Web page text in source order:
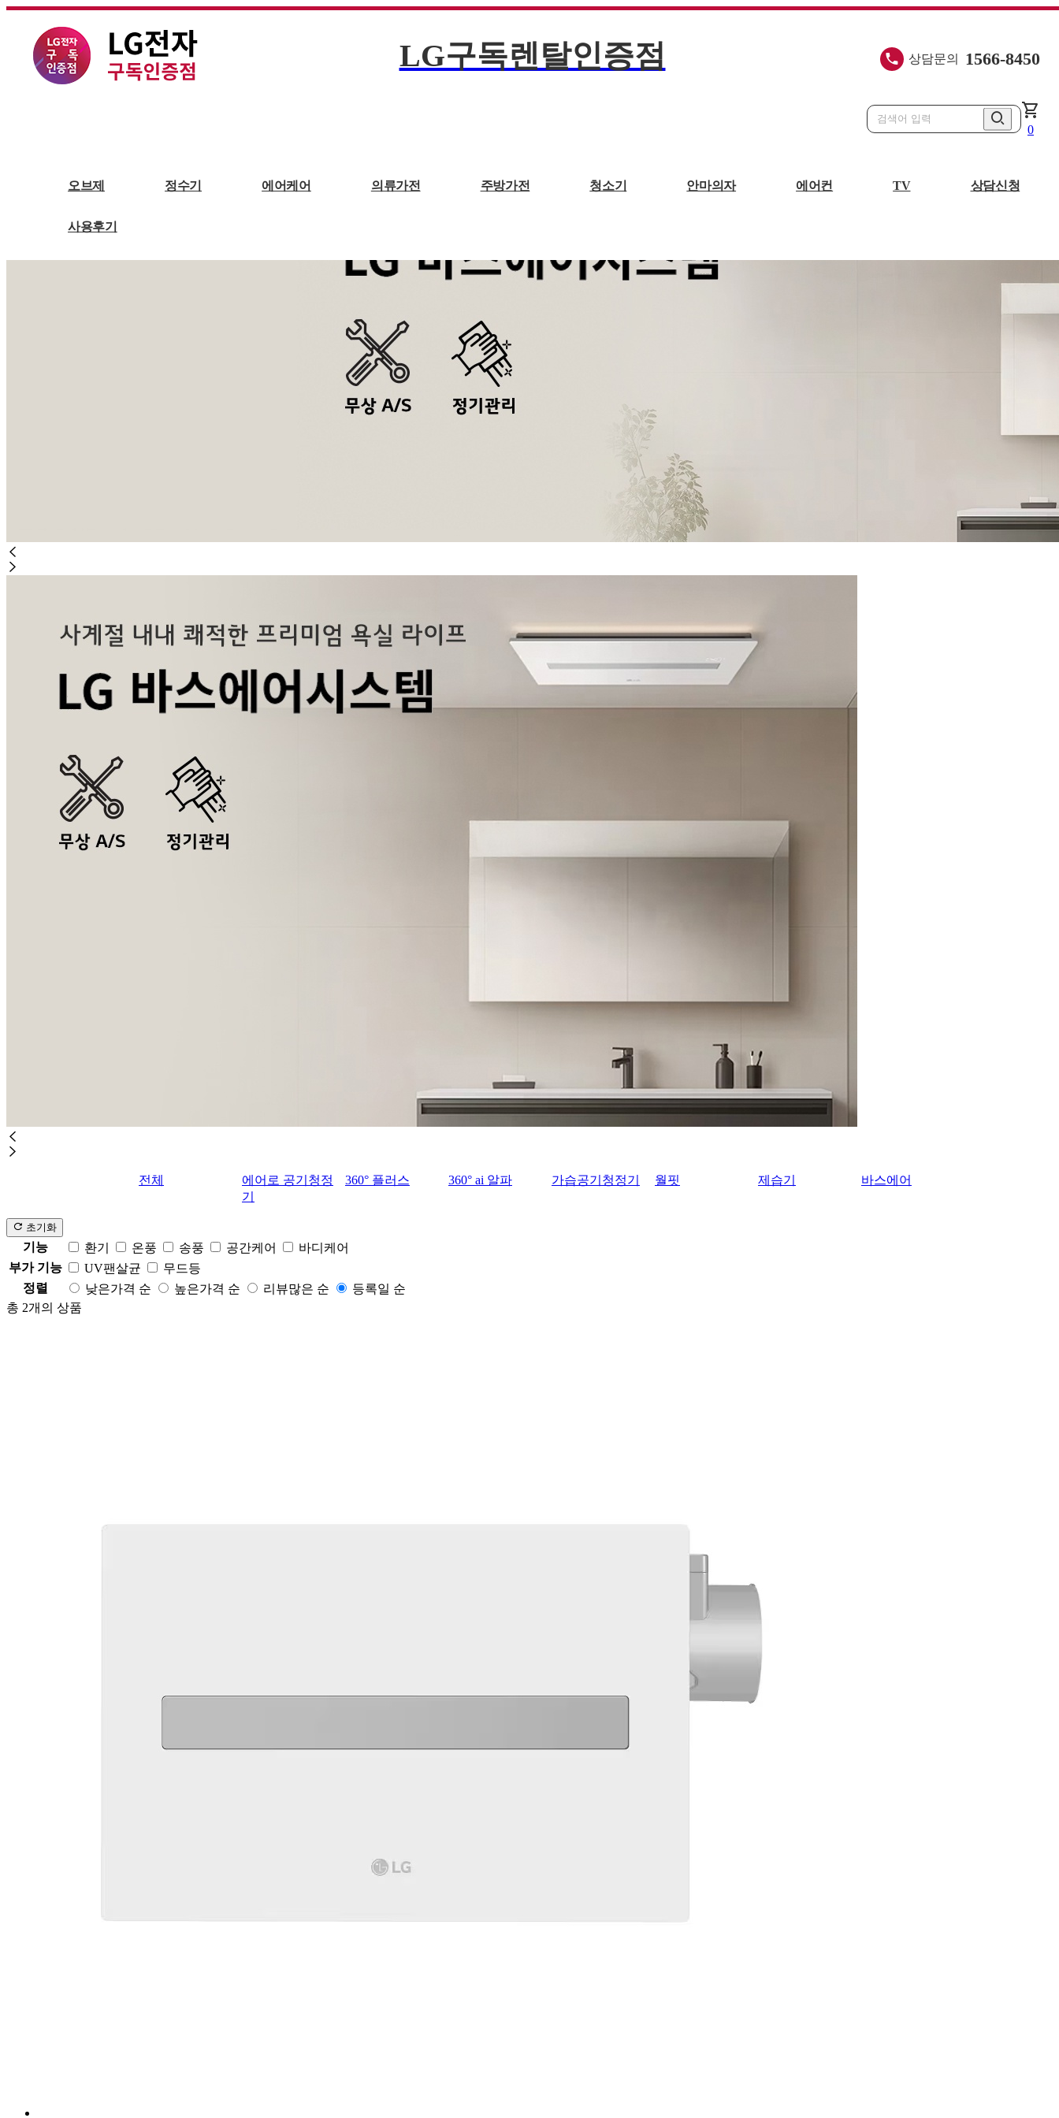
LG구독렌탈인증점 상담문의 1566-8450
shopping_cart
0
오브제 정수기 에어케어 의류가전 주방가전 청소기 안마의자 에어컨 TV 상담신청
사용후기
에어케어
바스에어
전체
에어로 공기청정
기
360° 플러스 360° ai 알파 가습공기청정기 월핏 제습기 바스에어
초기화
기능 환기 온풍 송풍 공간케어
바디케어
부가 기능
UV팬살균
무드등
정렬
낮은가격 순 높은가격 순 리뷰많은 순
등록일 순
총 2개의 상품